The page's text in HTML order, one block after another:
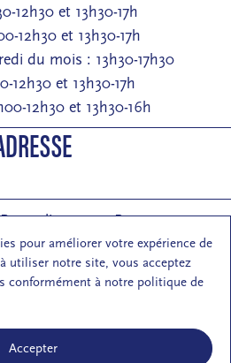
pour améliorer votre expérience de
utiliser notre site, vous acceptez
conformément à notre politique de
Accepter
12h30 et 13h30-17h
12h30 et 13h30-17h
du mois : 13h30-17h30
12h30 et 13h30-17h
12h30 et 13h30-16h
25000 Besançon
Martelots 25000 Besançon
(at) maisondelarchi-fc.fr